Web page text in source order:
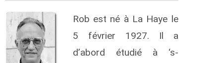
Rob est né à La Haye le
5 février 1927. Il a
d’abord étudié à ‘s-